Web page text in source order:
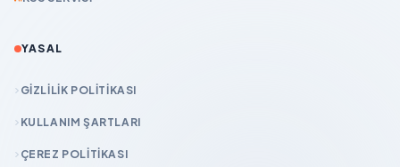
YASAL
GIZLILIK POLITIKASI
KULLANIM ŞARTLARI
ÇEREZ POLITIKASI